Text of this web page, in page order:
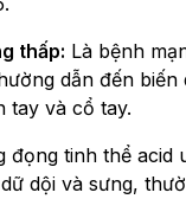
thấp: Là bệnh
dẫn đến biến
tay và cổ tay.
đọng tinh thể acid
dội và sưng,